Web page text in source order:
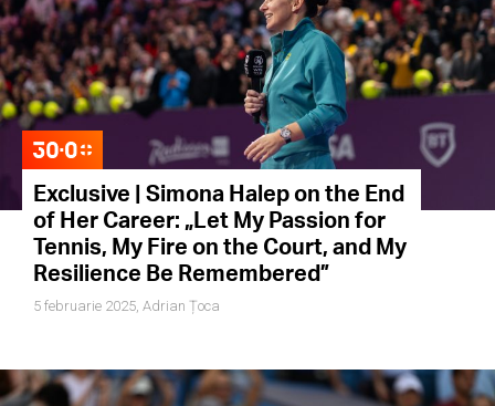
Exclusive | Simona Halep on the End
of Her Career: „Let My Passion for
Tennis, My Fire on the Court, and My
Resilience Be Remembered”
5 februarie 2025, Adrian Țoca